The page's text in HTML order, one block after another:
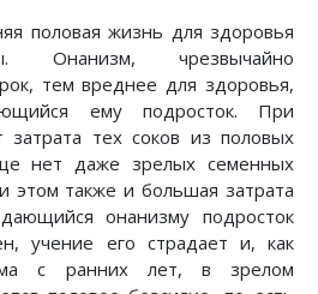
половая жизнь для здоровья
Онанизм, чрезвычайно
тем вреднее для здоровья,
ему подросток. При
затрата тех соков из половых
нет даже зрелых семенных
этом также и большая затрата
онанизму подросток
учение его страдает и, как
с ранних лет, в зрелом